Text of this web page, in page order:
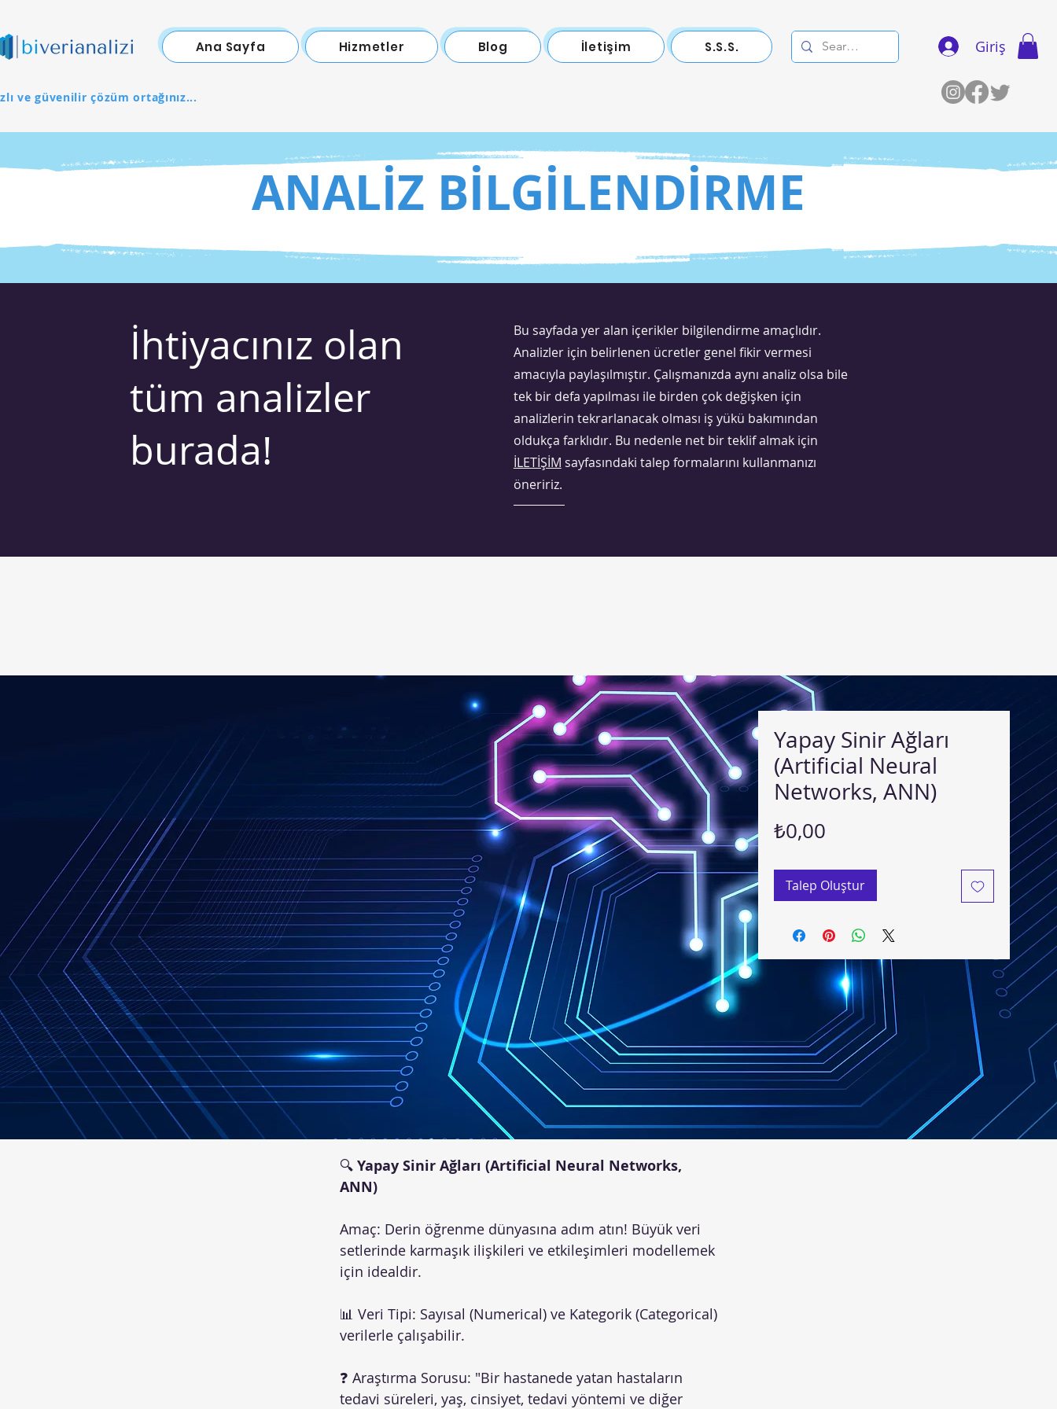
Ana Sayfa Hizmetler Blog İletişim S.S.S.
ve güvenilir çözüm ortağınız...
Giriş
ANALİZ BİLGİLENDİRME
İhtiyacınız olan
tüm analizler
burada!
Bu sayfada yer alan içerikler bilgilendirme amaçlıdır.
Analizler için belirlenen ücretler genel fikir vermesi
amacıyla paylaşılmıştır. Çalışmanızda aynı analiz olsa bile
tek bir defa yapılması ile birden çok değişken için
analizlerin tekrarlanacak olması iş yükü bakımından
oldukça farklıdır. Bu nedenle net bir teklif almak için
İLETİŞİM sayfasındaki talep formalarını kullanmanızı
öneririz.
Yapay Sinir Ağları
(Artificial Neural
Networks, ANN)
₺0,00
Talep Oluştur
🔍 Yapay Sinir Ağları (Artificial Neural Networks,
ANN)
Amaç: Derin öğrenme dünyasına adım atın! Büyük veri
setlerinde karmaşık ilişkileri ve etkileşimleri modellemek
için idealdir.
📊 Veri Tipi: Sayısal (Numerical) ve Kategorik (Categorical)
verilerle çalışabilir.
❓ Araştırma Sorusu: "Bir hastanede yatan hastaların
tedavi süreleri, yaş, cinsiyet, tedavi yöntemi ve diğer